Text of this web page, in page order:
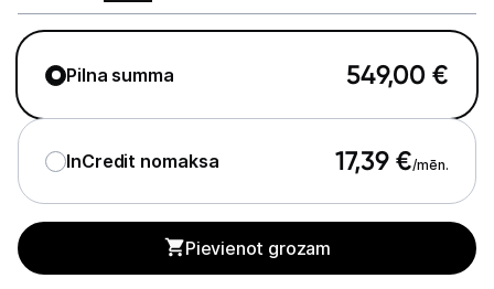
Izklaide un atpūta
Elektrostacijas un saules paneļi
Zāles pļāvēji roboti
Sadzīves tehnika
Pilna summa 549,00 €
InCredit nomaksa 17,39 €/mēn.
Pievienot grozam